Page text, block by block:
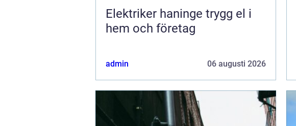
Elektriker haninge trygg el i
hem och företag
admin 06 augusti 2026